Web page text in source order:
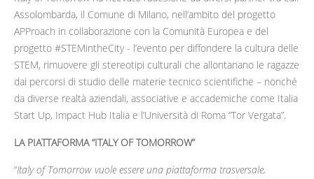
Assolombarda, il Comune di Milano, nell’ambito del progetto
APProach in collaborazione con la Comunità Europea e del
progetto #STEMintheCity - l’evento per diffondere la cultura delle
STEM, rimuovere gli stereotipi culturali che allontanano le ragazze
dai percorsi di studio delle materie tecnico scientifiche – nonché
da diverse realtà aziendali, associative e accademiche come Italia
Start Up, Impact Hub Italia e l’Università di Roma “Tor Vergata”.
LA PIATTAFORMA “ITALY OF TOMORROW”
“Italy of Tomorrow vuole essere una piattaforma trasversale,